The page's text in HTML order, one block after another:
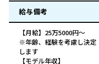
給与備考
【月給】25万5000円～
※年齢、経験を考慮し決定
します
【モデル年収】